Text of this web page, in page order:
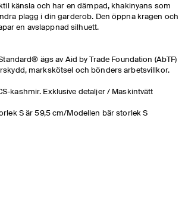
känsla och har en dämpad, khakinyans som
plagg i din garderob. Den öppna kragen och
en avslappnad silhuett.
ägs av Aid by Trade Foundation (AbTF)
markskötsel och bönders arbetsvillkor.
kashmir. Exklusive detaljer / Maskintvätt
S är 59,5 cm/Modellen bär storlek S